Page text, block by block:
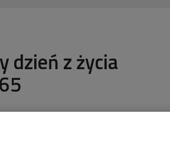
dzień z życia
podziękować księdzu
w czasie pogrzebu Ireny.